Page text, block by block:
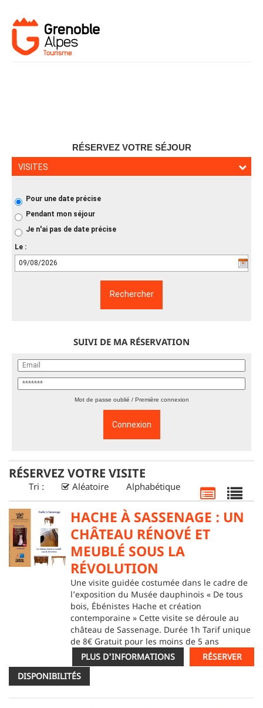
RÉSERVEZ VOTRE SÉJOUR
VISITES
Pour une date précise
Pendant mon séjour
Je n'ai pas de date précise
Le :
SUIVI DE MA RÉSERVATION
Mot de passe oublié / Première connexion
RÉSERVEZ VOTRE VISITE
Tri : Aléatoire Alphabétique
HACHE À SASSENAGE : UN
CHÂTEAU RÉNOVÉ ET
MEUBLÉ SOUS LA
RÉVOLUTION
Une visite guidée costumée dans le cadre de
l’exposition du Musée dauphinois « De tous
bois, Ébénistes Hache et création
contemporaine » Cette visite se déroule au
château de Sassenage. Durée 1h Tarif unique
de 8€ Gratuit pour les moins de 5 ans
PLUS D'INFORMATIONS
RÉSERVER
DISPONIBILITÉS